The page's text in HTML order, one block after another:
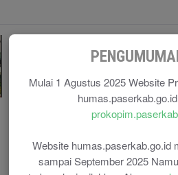
Mulai 1 Agustus 2025 Website
Website humas.paserkab.go.id
sampai September 2025
Pelatihan dan Karantina
Calon Paskibraka Resmi